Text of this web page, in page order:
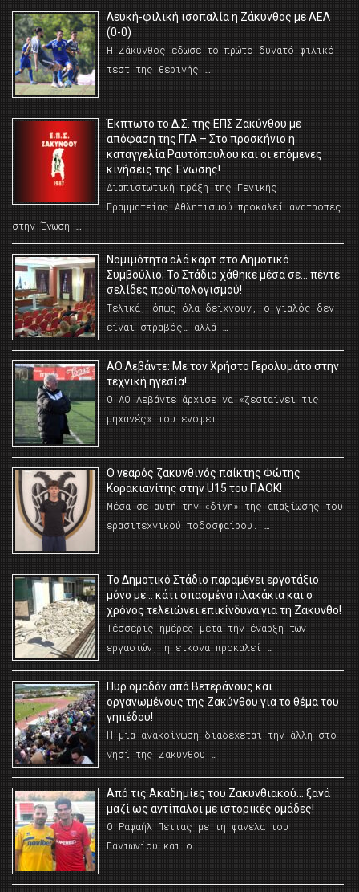
Λευκή-φιλική ισοπαλία η Ζάκυνθος με ΑΕΛ
(0-0)
Η Ζάκυνθος έδωσε το πρώτο δυνατό φιλικό
τεστ της θερινής …
Έκπτωτο το Δ.Σ. της ΕΠΣ Ζακύνθου με
απόφαση της ΓΓΑ – Στο προσκήνιο η
καταγγελία Ραυτόπουλου και οι επόμενες
κινήσεις της Ένωσης!
Διαπιστωτική πράξη της Γενικής
Γραμματείας Αθλητισμού προκαλεί ανατροπές
στην Ένωση …
Νομιμότητα αλά καρτ στο Δημοτικό
Συμβούλιο; Το Στάδιο χάθηκε μέσα σε… πέντε
σελίδες προϋπολογισμού!
Τελικά, όπως όλα δείχνουν, ο γιαλός δεν
είναι στραβός… αλλά …
ΑΟ Λεβάντε: Με τον Χρήστο Γερολυμάτο στην
τεχνική ηγεσία!
Ο ΑΟ Λεβάντε άρχισε να «ζεσταίνει τις
μηχανές» του ενόψει …
O νεαρός ζακυνθινός παίκτης Φώτης
Κορακιανίτης στην U15 του ΠΑΟΚ!
Μέσα σε αυτή την «δίνη» της απαξίωσης του
ερασιτεχνικού ποδοσφαίρου. …
Το Δημοτικό Στάδιο παραμένει εργοτάξιο
μόνο με… κάτι σπασμένα πλακάκια και ο
χρόνος τελειώνει επικίνδυνα για τη Ζάκυνθο!
Τέσσερις ημέρες μετά την έναρξη των
εργασιών, η εικόνα προκαλεί …
Πυρ ομαδόν από Βετεράνους και
οργανωμένους της Ζακύνθου για το θέμα του
γηπέδου!
Η μια ανακοίνωση διαδέχεται την άλλη στο
νησί της Ζακύνθου …
Από τις Ακαδημίες του Ζακυνθιακού… ξανά
μαζί ως αντίπαλοι με ιστορικές ομάδες!
Ο Ραφαήλ Πέττας με τη φανέλα του
Πανιωνίου και ο …